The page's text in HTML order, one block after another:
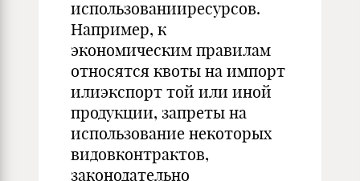
использованииресурсов.
Например, к
экономическим правилам
относятся квоты на импорт
илиэкспорт той или иной
продукции, запреты на
использование некоторых
видовконтрактов,
законодательно